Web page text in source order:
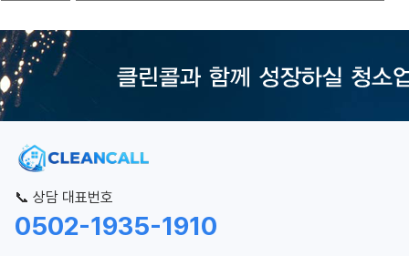
📞 상담 대표번호
0502-1935-1910